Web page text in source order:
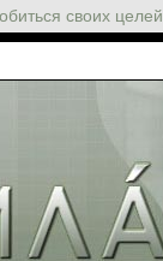
своих целей